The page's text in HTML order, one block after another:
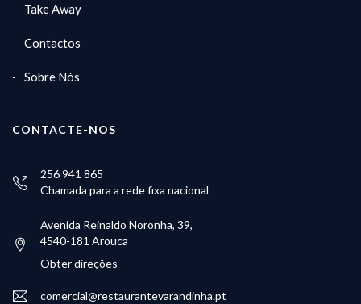
Take Away
Contactos
Sobre Nós
CONTACTE-NOS
256 941 865
Chamada para a rede fixa nacional
Avenida Reinaldo Noronha, 39,
4540-181 Arouca
Obter direções
comercial@restaurantevarandinha.pt